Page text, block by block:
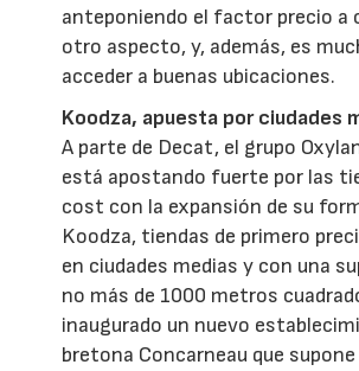
anteponiendo el factor precio a
otro aspecto, y, además, es
acceder a buenas ubicaciones.
Koodza, apuesta por ciudades
A parte de Decat, el grupo
está apostando fuerte por las
cost con la expansión de su
Koodza, tiendas de primero
en ciudades medias y con una
no más de 1000 metros
inaugurado un nuevo
bretona Concarneau que